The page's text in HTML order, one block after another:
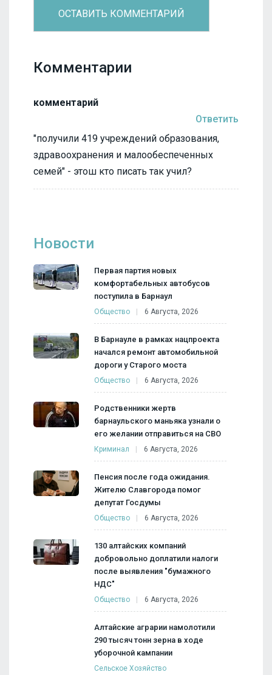
Комментарии
комментарий
Ответить
"получили 419 учреждений образования,
здравоохранения и малообеспеченных
семей" - этош кто писать так учил?
Новости
Первая партия новых
комфортабельных автобусов
поступила в Барнаул
Общество 6 Августа, 2026
В Барнауле в рамках нацпроекта
начался ремонт автомобильной
дороги у Старого моста
Общество 6 Августа, 2026
Родственники жертв
барнаульского маньяка узнали о
его желании отправиться на СВО
Криминал 6 Августа, 2026
Пенсия после года ожидания.
Жителю Славгорода помог
депутат Госдумы
Общество 6 Августа, 2026
130 алтайских компаний
добровольно доплатили налоги
после выявления "бумажного
НДС"
Общество 6 Августа, 2026
Алтайские аграрии намолотили
290 тысяч тонн зерна в ходе
уборочной кампании
Сельское Хозяйство